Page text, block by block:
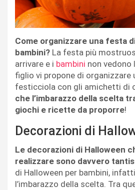
Come organizzare una festa
bambini? La festa più
arrivare e i bambini non vedono
figlio vi propone di organizzare
festicciola con gli amichetti di
che l’imbarazzo della scelta
giochi e ricette da proporre!
Decorazioni di
Le decorazioni di Halloween
realizzare sono davvero
di Halloween per bambini,
l’imbarazzo della scelta. Tra